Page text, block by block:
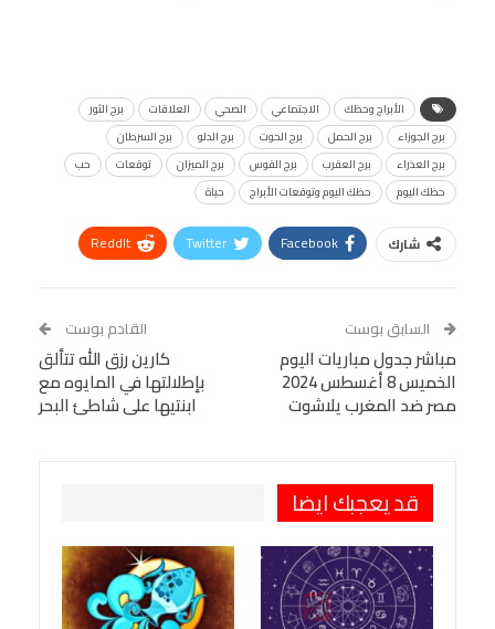
الأبراج وحظك الاجتماعي الصحي العلاقات
برج الثور
برج الجوزاء
برج الحمل برج الحوت برج الدلو
برج السرطان
برج العذراء
برج العقرب برج القوس برج الميزان توقعات
حب
حظك اليوم
حظك اليوم وتوقعات الأبراج حياة
شارك Facebook
Twitter
ReddIt
Tumblr
البريد الإلكتروني
StumbleUpon
VK
Digg
LINE
BlackBerry
Viber
السابق بوست
مباشر جدول مباريات اليوم
الخميس 8 أغسطس 2024
مصر ضد المغرب يلاشوت
القادم بوست
كارين رزق الله تتألق
بإطلالتها في المايوه مع
ابنتيها على شاطئ البحر
قد يعجبك ايضا